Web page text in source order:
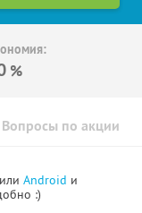
%
Вопросы по акции
или Android и
:)